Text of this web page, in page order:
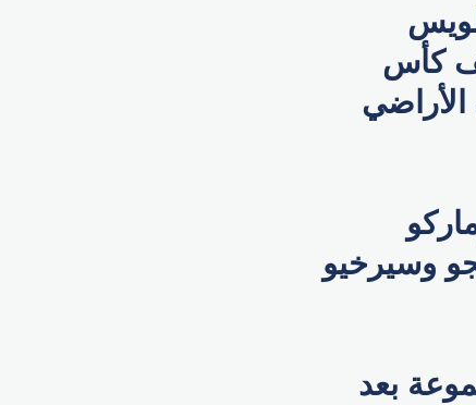
كأس
الأراضي
وسيرخيو
المجموعة بعد